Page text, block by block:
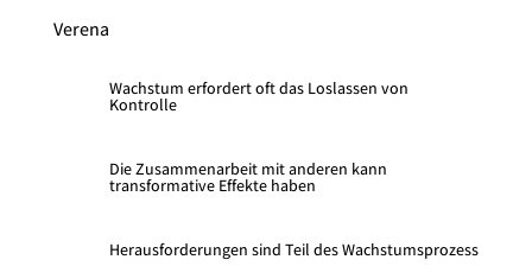
Verena
Wachstum erfordert oft das Loslassen von
Kontrolle
Die Zusammenarbeit mit anderen kann
transformative Effekte haben
Herausforderungen sind Teil des Wachstumsprozess